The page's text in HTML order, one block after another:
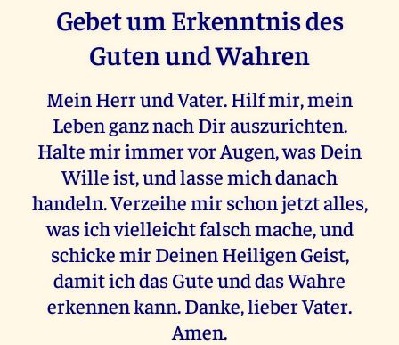
Gebet um Erkenntnis des
Guten und Wahren
Mein Herr und Vater. Hilf mir, mein
Leben ganz nach Dir auszurichten.
Halte mir immer vor Augen, was Dein
Wille ist, und lasse mich danach
handeln. Verzeihe mir schon jetzt alles,
was ich vielleicht falsch mache, und
schicke mir Deinen Heiligen Geist,
damit ich das Gute und das Wahre
erkennen kann. Danke, lieber Vater.
Amen.